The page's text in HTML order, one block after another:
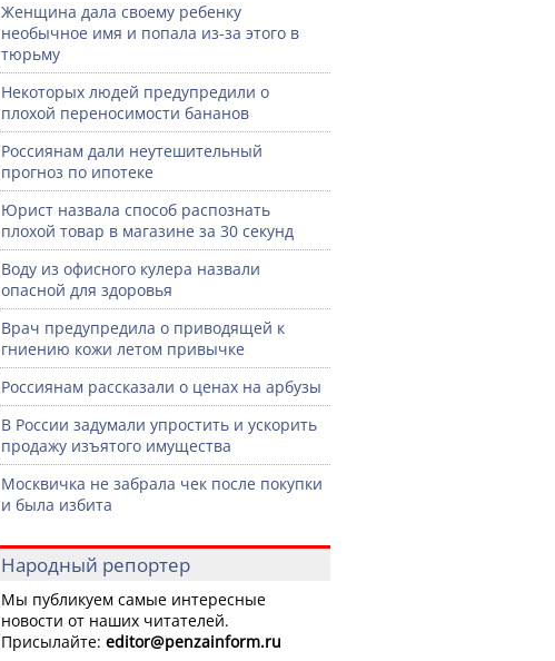
Женщина дала своему ребенку
необычное имя и попала из-за этого в
тюрьму
Некоторых людей предупредили о
плохой переносимости бананов
Россиянам дали неутешительный
прогноз по ипотеке
Юрист назвала способ распознать
плохой товар в магазине за 30 секунд
Воду из офисного кулера назвали
опасной для здоровья
Врач предупредила о приводящей к
гниению кожи летом привычке
Россиянам рассказали о ценах на арбузы
В России задумали упростить и ускорить
продажу изъятого имущества
Москвичка не забрала чек после покупки
и была избита
Народный репортер
Мы публикуем самые интересные
новости от наших читателей.
Присылайте: editor@penzainform.ru